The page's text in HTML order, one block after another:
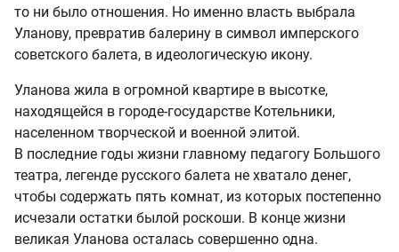
то ни было отношения. Но именно власть выбрала
Уланову, превратив балерину в символ имперского
советского балета, в идеологическую икону.
Уланова жила в огромной квартире в высотке,
находящейся в городе-государстве Котельники,
населенном творческой и военной элитой.
В последние годы жизни главному педагогу Большого
театра, легенде русского балета не хватало денег,
чтобы содержать пять комнат, из которых постепенно
исчезали остатки былой роскоши. В конце жизни
великая Уланова осталась совершенно одна.